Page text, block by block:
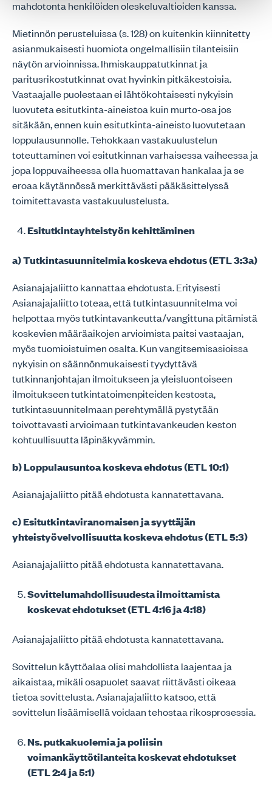
mahdotonta henkilöiden oleskeluvaltioiden kanssa.
Mietinnön perusteluissa (s. 128) on kuitenkin kiinnitetty
asianmukaisesti huomiota ongelmallisiin tilanteisiin
näytön arvioinnissa. Ihmiskauppatutkinnat ja
paritusrikostutkinnat ovat hyvinkin pitkäkestoisia.
Vastaajalle puolestaan ei lähtökohtaisesti nykyisin
luovuteta esitutkinta-aineistoa kuin murto-osa jos
sitäkään, ennen kuin esitutkinta-aineisto luovutetaan
loppulausunnolle. Tehokkaan vastakuulustelun
toteuttaminen voi esitutkinnan varhaisessa vaiheessa ja
jopa loppuvaiheessa olla huomattavan hankalaa ja se
eroaa käytännössä merkittävästi pääkäsittelyssä
toimitettavasta vastakuulustelusta.
Esitutkintayhteistyön kehittäminen
a) Tutkintasuunnitelmia koskeva ehdotus (ETL 3:3a)
Asianajajaliitto kannattaa ehdotusta. Erityisesti
Asianajajaliitto toteaa, että tutkintasuunnitelma voi
helpottaa myös tutkintavankeutta/vangittuna pitämistä
koskevien määräaikojen arvioimista paitsi vastaajan,
myös tuomioistuimen osalta. Kun vangitsemisasioissa
nykyisin on säännönmukaisesti tyydyttävä
tutkinnanjohtajan ilmoitukseen ja yleisluontoiseen
ilmoitukseen tutkintatoimenpiteiden kestosta,
tutkintasuunnitelmaan perehtymällä pystytään
toivottavasti arvioimaan tutkintavankeuden keston
kohtuullisuutta läpinäkyvämmin.
b) Loppulausuntoa koskeva ehdotus (ETL 10:1)
Asianajajaliitto pitää ehdotusta kannatettavana.
c) Esitutkintaviranomaisen ja syyttäjän
yhteistyövelvollisuutta koskeva ehdotus (ETL 5:3)
Asianajajaliitto pitää ehdotusta kannatettavana.
Sovittelumahdollisuudesta ilmoittamista
koskevat ehdotukset (ETL 4:16 ja 4:18)
Asianajajaliitto pitää ehdotusta kannatettavana.
Sovittelun käyttöalaa olisi mahdollista laajentaa ja
aikaistaa, mikäli osapuolet saavat riittävästi oikeaa
tietoa sovittelusta. Asianajajaliitto katsoo, että
sovittelun lisäämisellä voidaan tehostaa rikosprosessia.
Ns. putkakuolemia ja poliisin
voimankäyttötilanteita koskevat ehdotukset
(ETL 2:4 ja 5:1)